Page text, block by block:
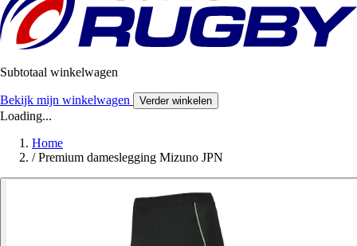
Subtotaal winkelwagen
Bekijk mijn winkelwagen Verder winkelen
Loading...
Home
/ Premium dameslegging Mizuno JPN